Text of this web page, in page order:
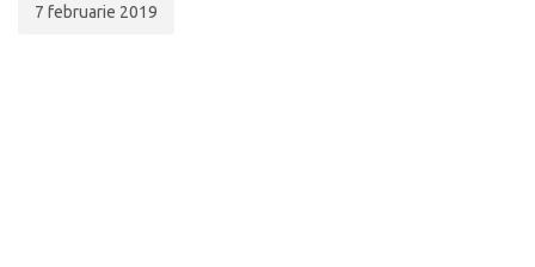
7 februarie 2019